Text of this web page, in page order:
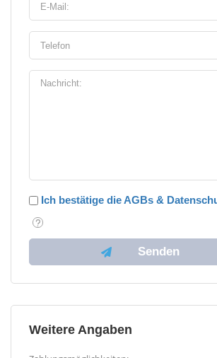
Ich bestätige die AGBs &
Weitere Angaben